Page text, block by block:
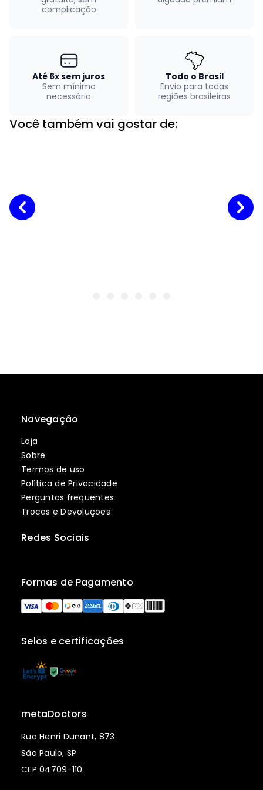
complicação
Até 6x sem juros
Sem mínimo
necessário
Todo o Brasil
Envio para todas
regiões brasileiras
Você também vai gostar de:
Navegação
Loja
Sobre
Termos de uso
Política de Privacidade
Perguntas frequentes
Trocas e Devoluções
Selos e certificações
Formas de Pagamento
Redes Sociais
metaDoctors
Rua Henri Dunant, 873
São Paulo, SP
CEP 04709-110